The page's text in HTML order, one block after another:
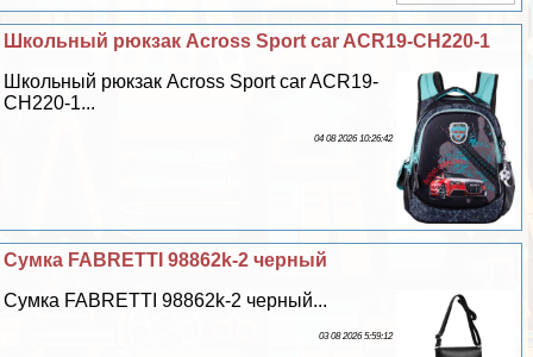
Школьный рюкзак Across Sport car ACR19-CH220-1
Школьный рюкзак Across Sport car ACR19-
CH220-1...
04 08 2026 10:26:42
Сумка FABRETTI 98862k-2 черный
Сумка FABRETTI 98862k-2 черный...
03 08 2026 5:59:12